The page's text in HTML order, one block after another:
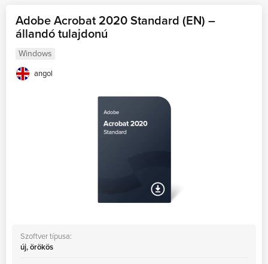
Adobe Acrobat 2020 Standard (EN) –
állandó tulajdonú
Windows
angol
Szoftver típusa:
új, örökös